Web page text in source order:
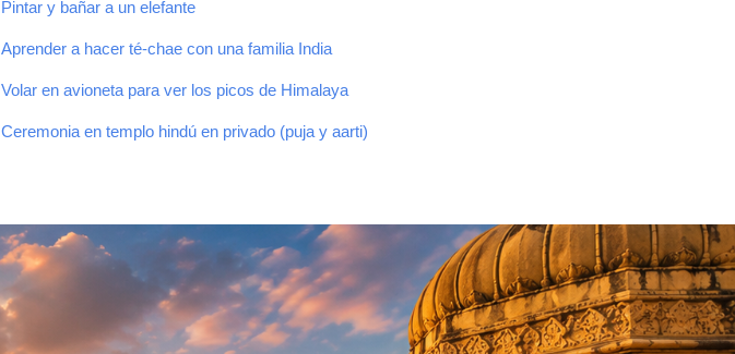
Pintar y bañar a un elefante
Aprender a hacer té-chae con una familia India
Volar en avioneta para ver los picos de Himalaya
Ceremonia en templo hindú en privado (puja y aarti)